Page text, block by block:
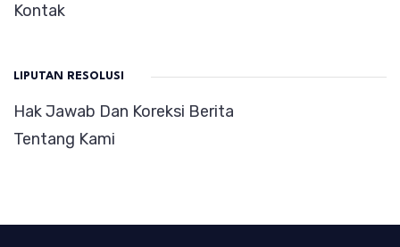
Kontak
LIPUTAN RESOLUSI
Hak Jawab Dan Koreksi Berita
Tentang Kami